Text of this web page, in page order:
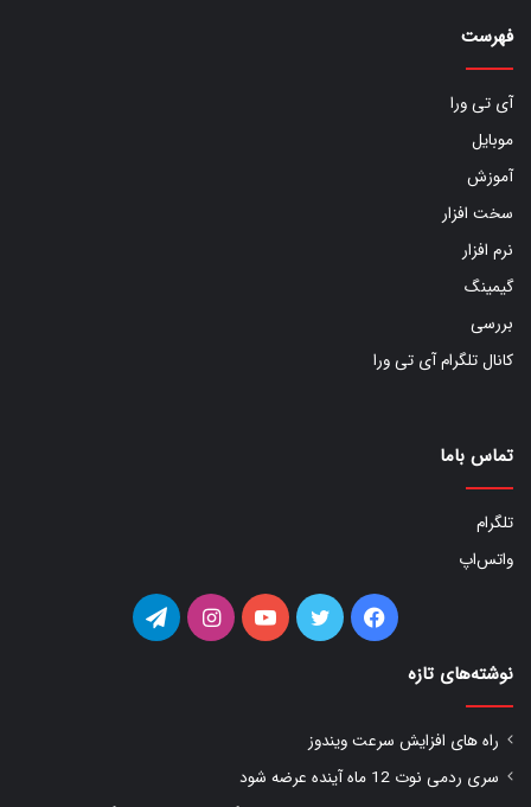
فهرست
آی تی ورا
موبایل
آموزش
سخت افزار
نرم افزار
گیمینگ
بررسی
کانال تلگرام آی تی ورا
تماس باما
تلگرام
واتس‌اپ
فیس توییتر یوتیوب اینستاگرامتلگرام
نوشته‌های تازه
راه های افزایش سرعت ویندوز
سری ردمی نوت 12 ماه آینده عرضه شود